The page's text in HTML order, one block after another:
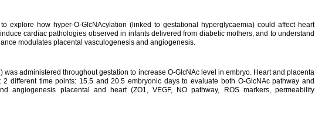
explore how hyper-O-GlcNAcylation (linked to gestational hyperglycaemia) could affect heart
cardiac pathologies observed in infants delivered from diabetic mothers, and to understand
modulates placental vasculogenesis and angiogenesis.
was administered throughout gestation to increase O-GlcNAc level in embryo. Heart and placenta
2 different time points: 15.5 and 20.5 embryonic days to evaluate both O-GlcNAc pathway and
angiogenesis placental and heart (ZO1, VEGF, NO pathway, ROS markers, permeability